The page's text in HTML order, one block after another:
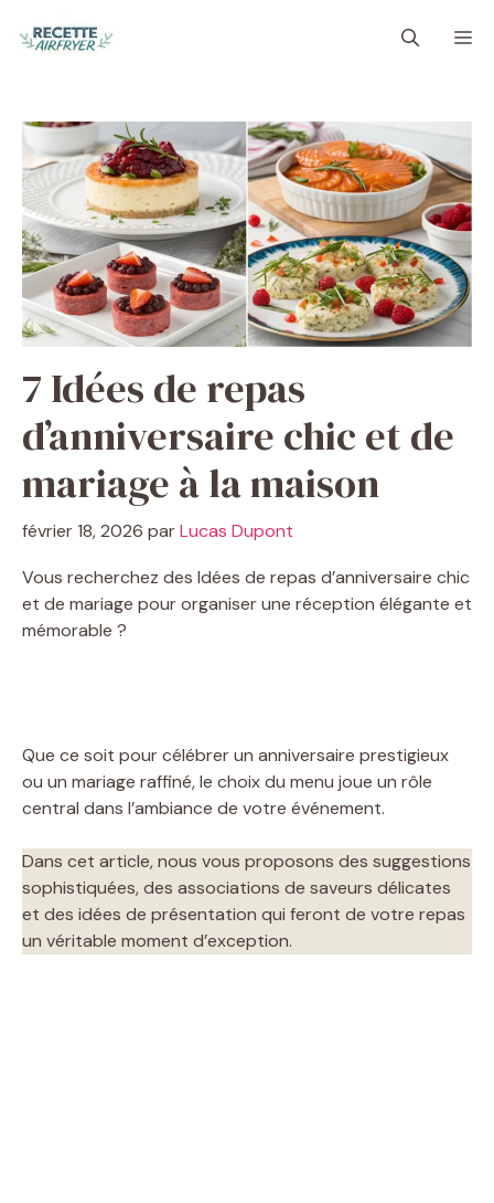
7 Idées de repas
d’anniversaire chic et de
mariage à la maison
février 18, 2026 parLucas Dupont
Vous recherchez des Idées de repas d’anniversaire chic
et de mariage pour organiser une réception élégante et
mémorable ?
Que ce soit pour célébrer un anniversaire prestigieux
ou un mariage raffiné, le choix du menu joue un rôle
central dans l’ambiance de votre événement.
Dans cet article, nous vous proposons des suggestions
sophistiquées, des associations de saveurs délicates
et des idées de présentation qui feront de votre repas
un véritable moment d’exception.